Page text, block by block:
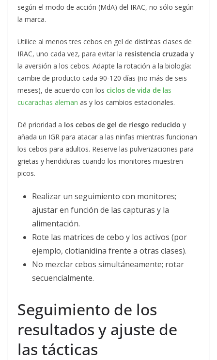
según el modo de acción (MdA) del IRAC, no sólo según
la marca.
Utilice al menos tres cebos en gel de distintas clases de
IRAC, uno cada vez, para evitar la resistencia cruzada y
la aversión a los cebos. Adapte la rotación a la biología:
cambie de producto cada 90-120 días (no más de seis
meses), de acuerdo con los ciclos de vida de las
cucarachas aleman as y los cambios estacionales.
Dé prioridad a los cebos de gel de riesgo reducido y
añada un IGR para atacar a las ninfas mientras funcionan
los cebos para adultos. Reserve las pulverizaciones para
grietas y hendiduras cuando los monitores muestren
picos.
Realizar un seguimiento con monitores;
ajustar en función de las capturas y la
alimentación.
Rote las matrices de cebo y los activos (por
ejemplo, clotianidina frente a otras clases).
No mezclar cebos simultáneamente; rotar
secuencialmente.
Seguimiento de los
resultados y ajuste de
las tácticas